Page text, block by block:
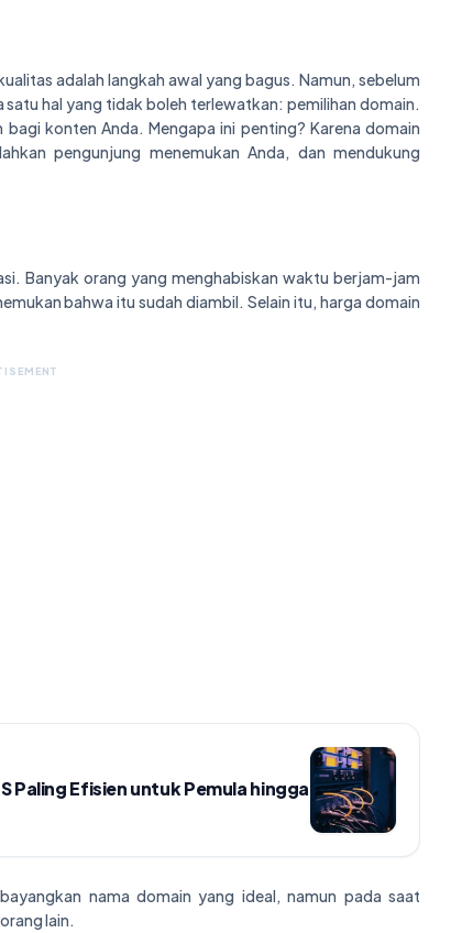
adalah langkah awal yang bagus. Namun, sebelum
hal yang tidak boleh terlewatkan: pemilihan domain.
konten Anda. Mengapa ini penting? Karena domain
pengunjung menemukan Anda, dan mendukung
Banyak orang yang menghabiskan waktu berjam-jam
bahwa itu sudah diambil. Selain itu, harga domain
Paling Efisien untuk Pemula hingga
nama domain yang ideal, namun pada saat
lain.